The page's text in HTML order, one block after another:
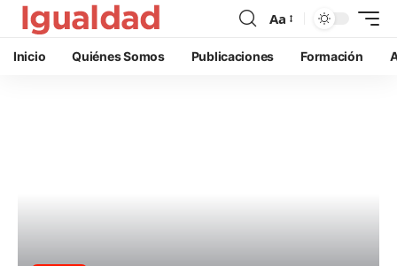
Aa
Inicio Quiénes Somos Publicaciones Formación